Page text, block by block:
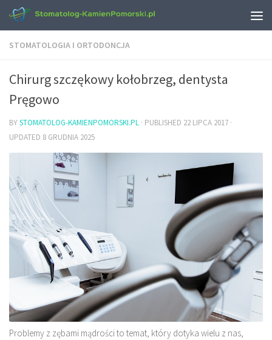
STOMATOLOGIA I ORTODONCJA
Chirurg szczękowy kołobrzeg, dentysta
Pręgowo
BYSTOMATOLOG-KAMIENPOMORSKI.PL · PUBLISHED 22 LIPCA 2017 ·
UPDATED 8 GRUDNIA 2025
Problemy z zębami mądrości to temat, który dotyka wielu z nas,